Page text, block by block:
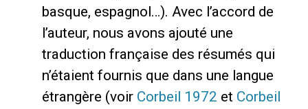
basque, espagnol…). Avec l’accord de
l’auteur, nous avons ajouté une
traduction française des résumés qui
n’étaient fournis que dans une langue
étrangère (voir Corbeil 1972 et Corbeil